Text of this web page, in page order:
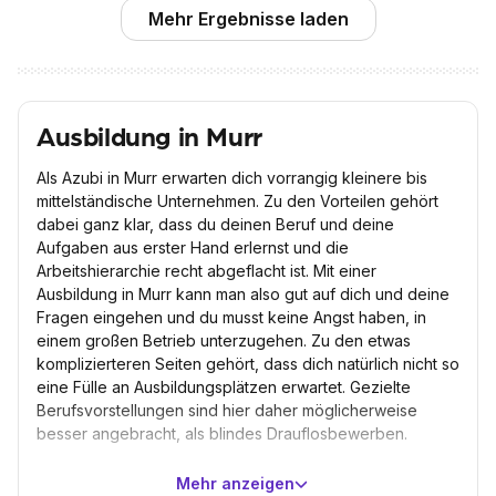
Mehr Ergebnisse laden
Ausbildung in Murr
Als Azubi in Murr erwarten dich vorrangig kleinere bis
mittelständische Unternehmen. Zu den Vorteilen gehört
dabei ganz klar, dass du deinen Beruf und deine
Aufgaben aus erster Hand erlernst und die
Arbeitshierarchie recht abgeflacht ist. Mit einer
Ausbildung in Murr kann man also gut auf dich und deine
Fragen eingehen und du musst keine Angst haben, in
einem großen Betrieb unterzugehen. Zu den etwas
komplizierteren Seiten gehört, dass dich natürlich nicht so
eine Fülle an Ausbildungsplätzen erwartet. Gezielte
Berufsvorstellungen sind hier daher möglicherweise
besser angebracht, als blindes Drauflosbewerben.
Deine Ausbildung in Murr kannst du bei Betrieben des
Mehr anzeigen